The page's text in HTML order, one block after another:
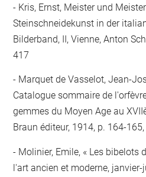
Kris, Ernst, Meister und
Steinschneidekunst in der
Bilderband, II, Vienne, Anton
417
Marquet de Vasselot, Jean-
Catalogue sommaire de
gemmes du Moyen Age au
Braun éditeur, 1914, p. 164-
Molinier, Emile, « Les bibelots
l'art ancien et moderne,